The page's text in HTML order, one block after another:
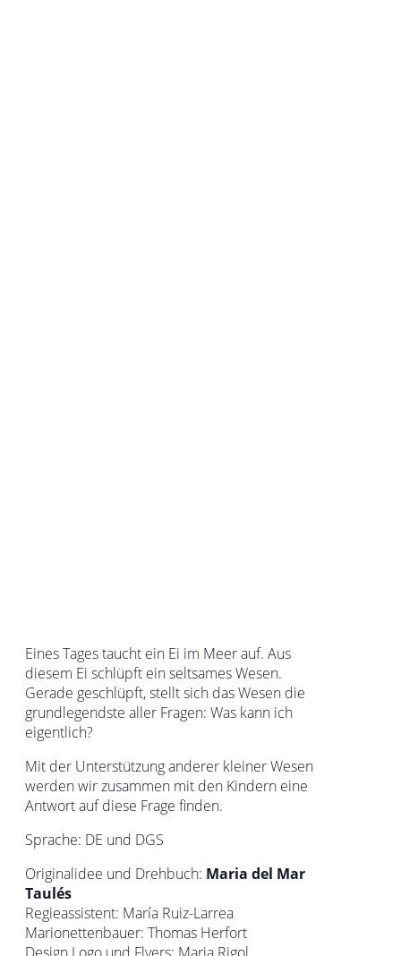
Eines Tages taucht ein Ei im Meer auf. Aus
diesem Ei schlüpft ein seltsames Wesen.
Gerade geschlüpft, stellt sich das Wesen die
grundlegendste aller Fragen: Was kann ich
eigentlich?
Mit der Unterstützung anderer kleiner Wesen
werden wir zusammen mit den Kindern eine
Antwort auf diese Frage finden.
Sprache: DE und DGS
Originalidee und Drehbuch: Maria del Mar
Taulés
Regieassistent: María Ruiz-Larrea
Marionettenbauer: Thomas Herfort